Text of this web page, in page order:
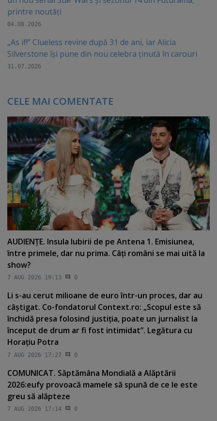
printre noutăți
04.08.2026
„As if!” Clueless revine după 31 de ani, iar Alicia
Silverstone își pune din nou celebra ținută în carouri
31.07.2026
CELE MAI COMENTATE
AUDIENŢE. Insula Iubirii de pe Antena 1. Emisiunea,
între primele, dar nu prima. Câţi români se mai uită la
show?
7 AUG 2026 19:13 0
Li s-au cerut milioane de euro într-un proces, dar au
câştigat. Co-fondatorul Context.ro: „Scopul este să
închidă presa folosind justiţia, poate un jurnalist la
început de drum ar fi fost intimidat”. Legătura cu
Horaţiu Potra
7 AUG 2026 17:27 0
COMUNICAT. Săptămâna Mondială a Alăptării
2026:eufy provoacă mamele să spună de ce le este
greu să alăpteze
7 AUG 2026 17:14 0